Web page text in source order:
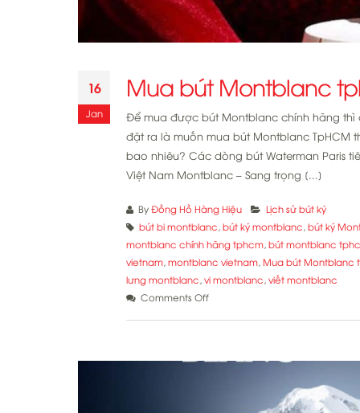
16
Jan
Mua bút Montblanc
Để mua được bút Montblanc chính hãng
đặt ra là muốn mua bút Montblanc TpHCM
bao nhiêu? Các dòng bút Waterman Paris
Việt Nam Montblanc – Sang trọng [...]
By Đồng Hồ Hàng Hiệu
Lịch sử bút ký
bút bi montblanc bút ký montblanc bút ký
montblanc chính hãng tphcm bút montblanc
vietnam montblanc vietnam Mua bút Montblanc
lưng montblanc vi montblanc viết montblanc
Comments Offon